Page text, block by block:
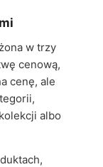
w trzy
cenową,
cenę, ale
albo